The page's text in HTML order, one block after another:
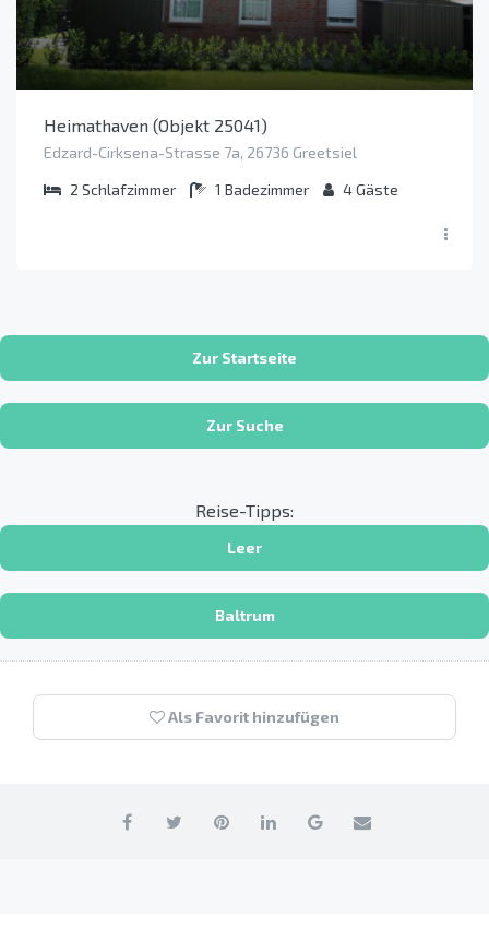
Heimathaven (Objekt 25041)
Edzard-Cirksena-Strasse 7a, 26736 Greetsiel
2 Schlafzimmer 1 Badezimmer 4Gäste
Zur Startseite
Zur Suche
Reise-Tipps:
Leer
Baltrum
Als Favorit hinzufügen